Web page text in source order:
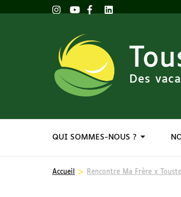
Des
QUI SOMMES-NOUS ?
Accueil > Rencontre Ma Frère x